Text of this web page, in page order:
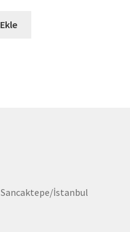
Sancaktepe/İstanbul